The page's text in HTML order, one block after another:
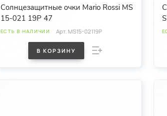
Солнцезащитные очки Mario Rossi MS
15-021 19P 47
ЕСТЬ В НАЛИЧИИ Арт. MS15-02119P
В КОРЗИНУ